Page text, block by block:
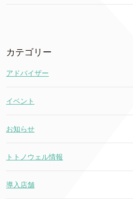
カテゴリー
アドバイザー
イベント
お知らせ
トトノウェル情報
導入店舗